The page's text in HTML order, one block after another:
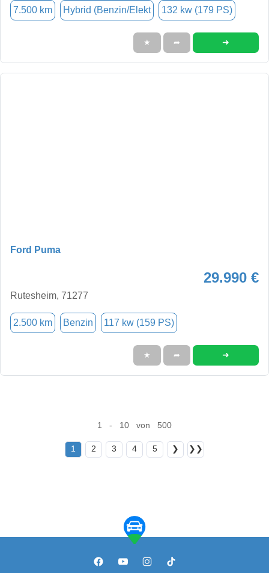
7.500 km Hybrid (Benzin/Elekt 132 kw (179 PS)
★ ➦ ➜
Ford Puma
29.990 €
Rutesheim, 71277
2.500 km Benzin 117 kw (159 PS)
★ ➦ ➜
1 - 10 von 500
1 2 3 4 5 ❯ ❯❯